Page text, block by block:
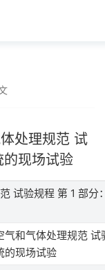
处理规范 试
现场试验
试验规程 第 1 部分
气和气体处理规范
的现场试验